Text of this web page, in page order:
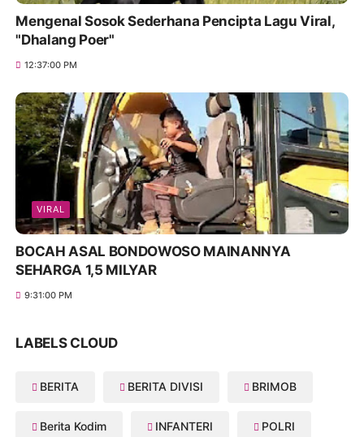
Mengenal Sosok Sederhana Pencipta Lagu Viral,
"Dhalang Poer"
12:37:00 PM
VIRAL
BOCAH ASAL BONDOWOSO MAINANNYA
SEHARGA 1,5 MILYAR
9:31:00 PM
LABELS CLOUD
BERITA BERITA DIVISI BRIMOB
Berita Kodim INFANTERI POLRI